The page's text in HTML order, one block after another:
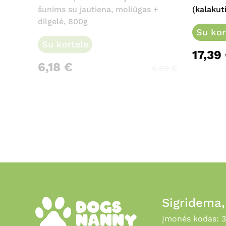
šunims su jautiena, moliūgas +
dilgelė, 800g
Su kortele
6,18 €
Su
17,39
Įmonės kodas: